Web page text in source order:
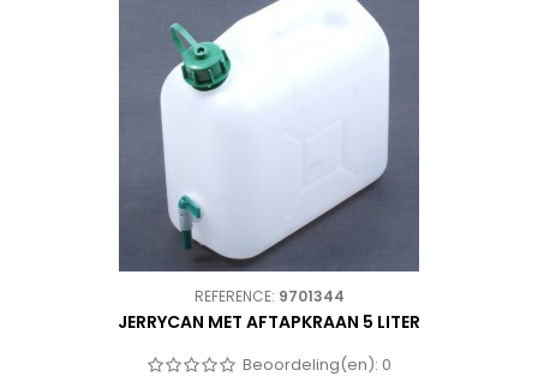
REFERENCE: 9701344
JERRYCAN MET AFTAPKRAAN 5 LITER
Beoordeling(en): 0